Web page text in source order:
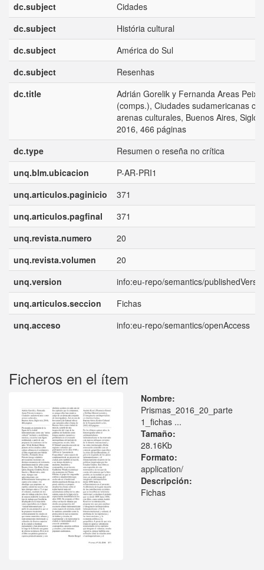
dc.subject
Cidades
dc.subject
História cultural
dc.subject
América do Sul
dc.subject
Resenhas
dc.title
Adrián Gorelik y Fernanda Areas
(comps.), Ciudades sudamericanas
arenas culturales, Buenos Aires, Siglo
2016, 466 páginas
dc.type
Resumen o reseña no crítica
unq.blm.ubicacion
P-AR-PRI1
unq.articulos.paginicio
371
unq.articulos.pagfinal
371
unq.revista.numero
20
unq.revista.volumen
20
unq.version
info:eu-repo/semantics/
unq.articulos.seccion
Fichas
unq.acceso
info:eu-repo/semantics/openAccess
Ficheros en el ítem
Nombre:
Prismas_2016_20_parte
1_fichas ...
Tamaño:
28.16Kb
Formato:
application/
Descripción:
Fichas